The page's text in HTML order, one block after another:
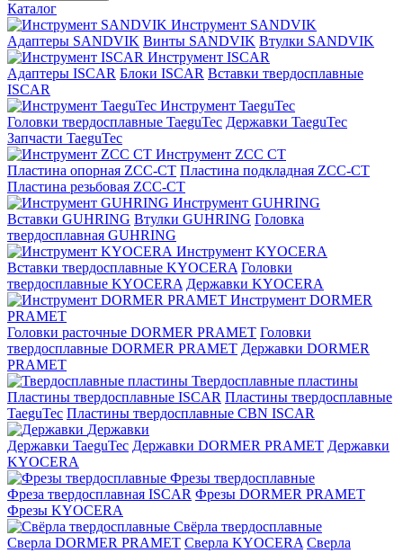
Каталог
Инструмент SANDVIK
Адаптеры SANDVIK Винты SANDVIK Втулки SANDVIK
Инструмент ISCAR
Адаптеры ISCAR Блоки ISCAR Вставки твердосплавные
ISCAR
Инструмент TaeguTec
Головки твердосплавные TaeguTec Державки TaeguTec
Запчасти TaeguTec
Инструмент ZCС CT
Пластина опорная ZCC-CT Пластина подкладная ZCC-CT
Пластина резьбовая ZCC-CT
Инструмент GUHRING
Вставки GUHRING Втулки GUHRING Головка
твердосплавная GUHRING
Инструмент KYOCERA
Вставки твердосплавные KYOCERA Головки
твердосплавные KYOCERA Державки KYOCERA
Инструмент DORMER
PRAMET
Головки расточные DORMER PRAMET Головки
твердосплавные DORMER PRAMET Державки DORMER
PRAMET
Твердосплавные пластины
Пластины твердосплавные ISCAR Пластины твердосплавные
TaeguTec Пластины твердосплавные CBN ISCAR
Державки
Державки TaeguTec Державки DORMER PRAMET Державки
KYOCERA
Фрезы твердосплавные
Фреза твердосплавная ISCAR Фрезы DORMER PRAMET
Фрезы KYOCERA
Свёрла твердосплавные
Сверла DORMER PRAMET Сверла KYOCERA Сверла